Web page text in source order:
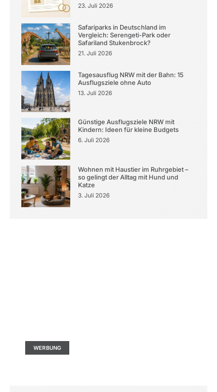
23. Juli 2026
Safariparks in Deutschland im
Vergleich: Serengeti-Park oder
Safariland Stukenbrock?
21. Juli 2026
Tagesausflug NRW mit der Bahn: 15
Ausflugsziele ohne Auto
13. Juli 2026
Günstige Ausflugsziele NRW mit
Kindern: Ideen für kleine Budgets
6. Juli 2026
Wohnen mit Haustier im Ruhrgebiet –
so gelingt der Alltag mit Hund und
Katze
3. Juli 2026
WERBUNG